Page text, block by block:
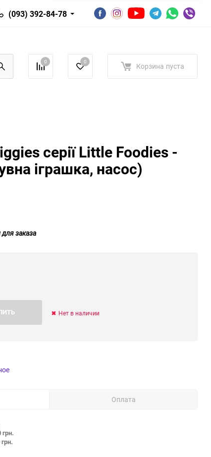
(093) 392-84-78
0 0 Корзина пуста
серії Little Foodies -
іграшка, насос)
заказа
Нет в наличии
Оплата
грн.